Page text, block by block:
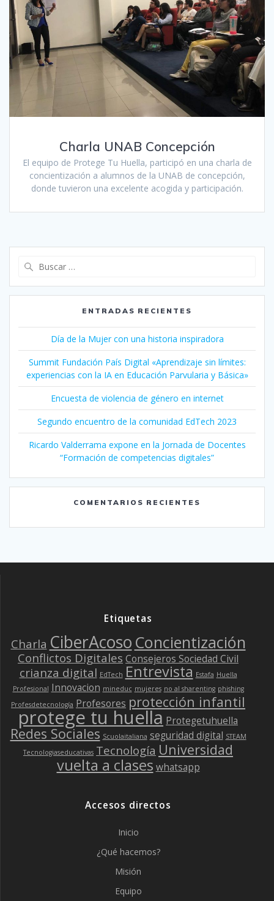
Charla UNAB Concepción
El equipo de Protege Tu Huella, participó en una charla de
concientización a alumnos de la UNAB de concepción,
donde tuvieron una excelente acogida y participación.
ENTRADAS RECIENTES
Día de la Mujer con una historia inspiradora
Summit Fundación País Digital «Aprendizaje sin límites:
experiencias con la IA en Educación Parvularia y Básica»
Encuesta de violencia de género en internet
Segundo encuentro de la comunidad EdTech 2023
Ricardo Valderrama expone en la Jornada de Docentes
“Formación de competencias digitales”
COMENTARIOS RECIENTES
Etiquetas
Charla CiberAcoso Concientización
Conflictos Digitales Consejeros Sociedad Civil
crianza digital EdTech Entrevista Estafa Huella
Profesional Innovacion mineduc mujeres no al sharenting phishing
Profesdetecnología Profesores protección infantil
protege tu huella Protegetuhuella
Redes Sociales Scuolaitaliana seguridad digital STEAM
Tecnologiaseducativas Tecnología Universidad
vuelta a clases whatsapp
Accesos directos
Inicio
¿Qué hacemos?
Misión
Equipo